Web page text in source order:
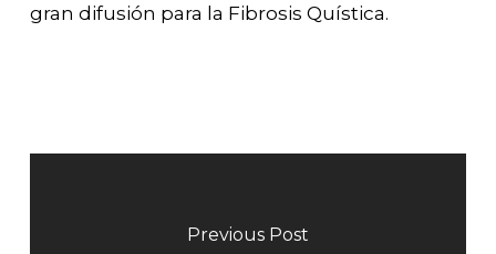
gran difusión para la Fibrosis Quística.
Previous Post